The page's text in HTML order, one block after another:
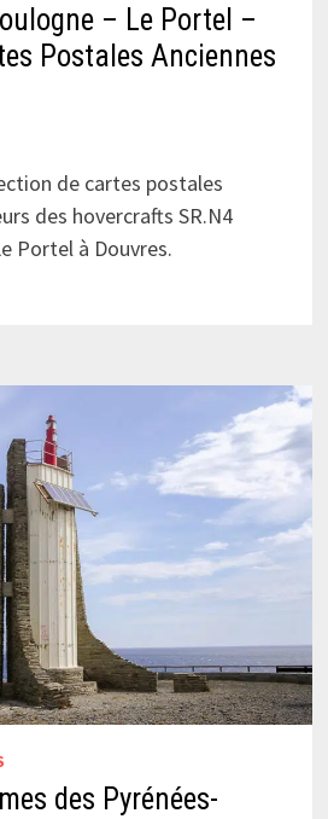
– Le Portel –
Postales Anciennes
de cartes postales
des hovercrafts SR.N4
Portel à Douvres.
des Pyrénées-